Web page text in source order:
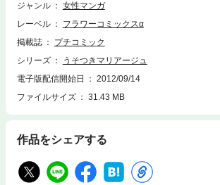
ジャンル
女性マンガ
レーベル
フラワーコミックスα
掲載誌
プチコミック
シリーズ
うそつきマリアージュ
電子版配信開始日
2012/09/14
ファイルサイズ
31.43 MB
作品をシェアする